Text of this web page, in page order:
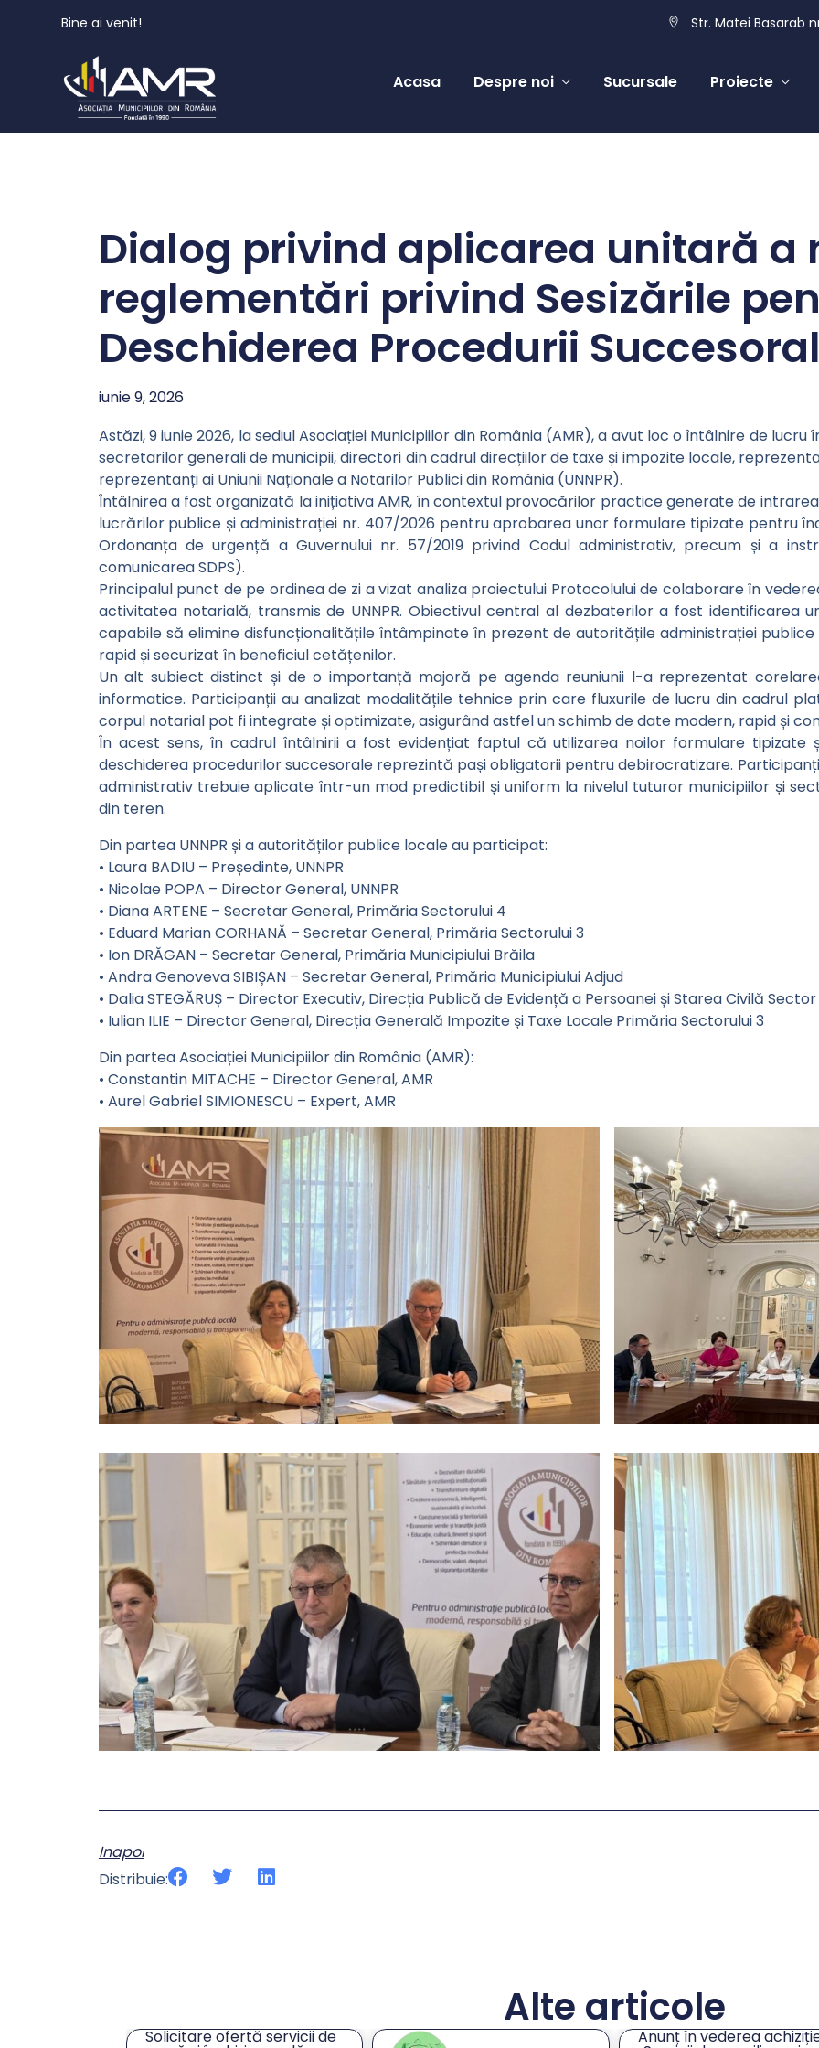
Bine ai venit! Str. Matei Basarab
Acasa Despre noi Sucursale Proiecte
Dialog privind aplicarea unitară a
reglementări privind Sesizările
Deschiderea Procedurii
iunie 9, 2026
Astăzi, 9 iunie 2026, la sediul Asociației Municipiilor din România (AMR), a avut loc o întâlnire de
secretarilor generali de municipii, directori din cadrul direcțiilor de taxe și impozite locale,
reprezentanți ai Uniunii Naționale a Notarilor Publici din România (UNNPR).
Întâlnirea a fost organizată la inițiativa AMR, în contextul provocărilor practice generate de
lucrărilor publice și administrației nr. 407/2026 pentru aprobarea unor formulare tipizate pentru
Ordonanța de urgență a Guvernului nr. 57/2019 privind Codul administrativ, precum și a
comunicarea SDPS).
Principalul punct de pe ordinea de zi a vizat analiza proiectului Protocolului de colaborare în
activitatea notarială, transmis de UNNPR. Obiectivul central al dezbaterilor a fost identificarea
capabile să elimine disfuncționalitățile întâmpinate în prezent de autoritățile administrației
rapid și securizat în beneficiul cetățenilor.
Un alt subiect distinct și de o importanță majoră pe agenda reuniunii l-a reprezentat
informatice. Participanții au analizat modalitățile tehnice prin care fluxurile de lucru din cadrul
corpul notarial pot fi integrate și optimizate, asigurând astfel un schimb de date modern, rapid și
În acest sens, în cadrul întâlnirii a fost evidențiat faptul că utilizarea noilor formulare tipizate
deschiderea procedurilor succesorale reprezintă pași obligatorii pentru debirocratizare.
administrativ trebuie aplicate într-un mod predictibil și uniform la nivelul tuturor municipiilor și
din teren.
Din partea UNNPR și a autorităților publice locale au participat:
• Laura BADIU – Președinte, UNNPR
• Nicolae POPA – Director General, UNNPR
• Diana ARTENE – Secretar General, Primăria Sectorului 4
• Eduard Marian CORHANĂ – Secretar General, Primăria Sectorului 3
• Ion DRĂGAN – Secretar General, Primăria Municipiului Brăila
• Andra Genoveva SIBIȘAN – Secretar General, Primăria Municipiului Adjud
• Dalia STEGĂRUȘ – Director Executiv, Direcția Publică de Evidență a Persoanei și Starea Civilă Sector
• Iulian ILIE – Director General, Direcția Generală Impozite și Taxe Locale Primăria Sectorului 3
Din partea Asociației Municipiilor din România (AMR):
• Constantin MITACHE – Director General, AMR
• Aurel Gabriel SIMIONESCU – Expert, AMR
Inapoi
Distribuie:
Alte articole
Anunț în vederea achiziției Întâlnire de lucru privind